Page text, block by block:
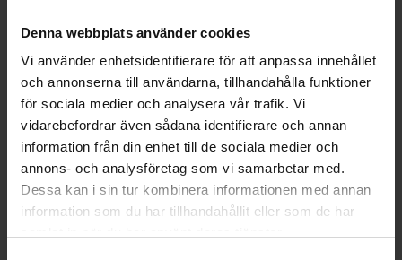
Denna webbplats använder cookies
Vi använder enhetsidentifierare för att anpassa innehållet
och annonserna till användarna, tillhandahålla funktioner
för sociala medier och analysera vår trafik. Vi
vidarebefordrar även sådana identifierare och annan
information från din enhet till de sociala medier och
annons- och analysföretag som vi samarbetar med.
Dessa kan i sin tur kombinera informationen med annan
information som du har tillhandahållit eller som de har
Gasspis
SmegCX91GMBL - Svart med
Ångrengöring
Färg: Svart
Bredd (cm): 90
28 495:-